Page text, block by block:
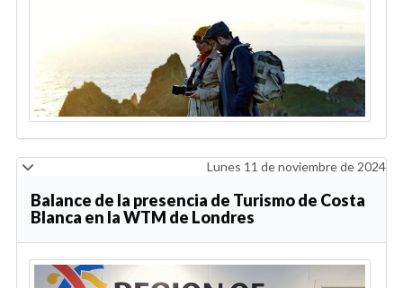
Lunes 11 de noviembre de 2024
Balance de la presencia de Turismo de Costa
Blanca en la WTM de Londres